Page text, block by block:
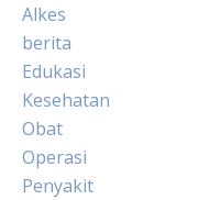
Alkes
berita
Edukasi
Kesehatan
Obat
Operasi
Penyakit